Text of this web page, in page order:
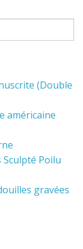
(Double
américaine
Poilu
gravées